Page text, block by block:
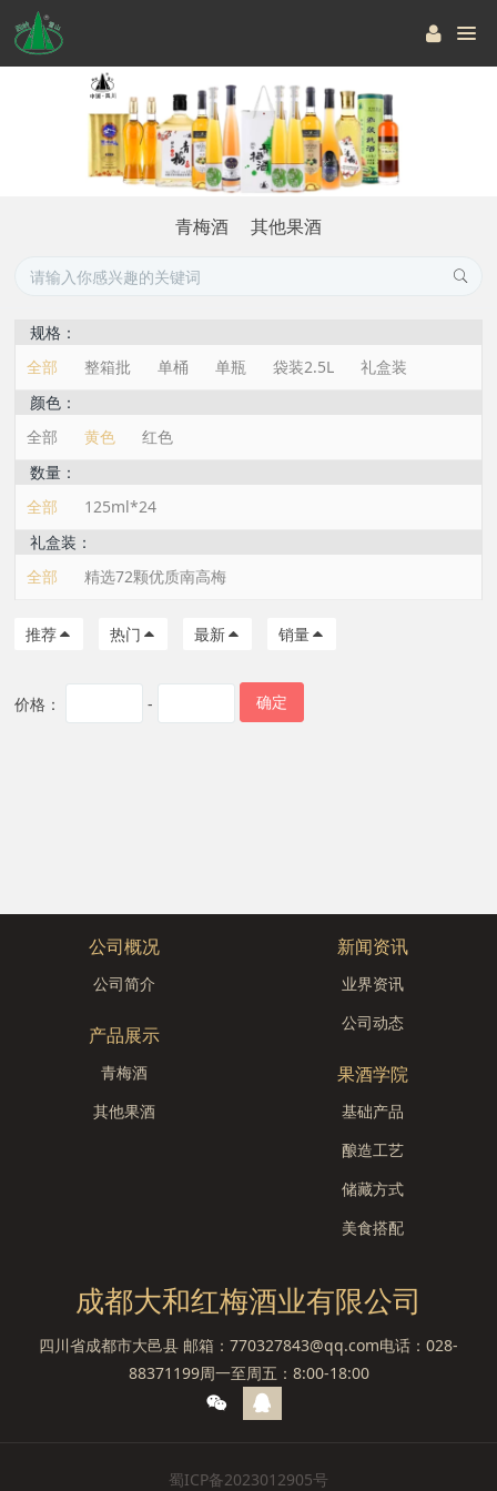
青梅酒 其他果酒
规格：
全部
整箱批 单桶 单瓶 袋装2.5L
礼盒装
颜色：
全部
黄色
红色
数量：
全部
125ml*24
礼盒装：
全部
精选72颗优质南高梅
推荐 热门 最新 销量
价格： - 确定
公司概况
公司简介
新闻资讯
业界资讯
公司动态
产品展示
青梅酒
其他果酒
果酒学院
基础产品
酿造工艺
储藏方式
美食搭配
成都大和红梅酒业有限公司
四川省成都市大邑县 邮箱：770327843@qq.com电话：028-
88371199周一至周五：8:00-18:00
蜀ICP备2023012905号